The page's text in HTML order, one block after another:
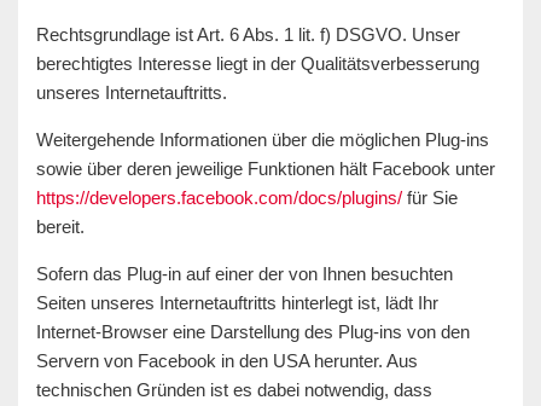
Rechtsgrundlage ist Art. 6 Abs. 1 lit. f) DSGVO. Unser
berechtigtes Interesse liegt in der Qualitätsverbesserung
unseres Internetauftritts.
Weitergehende Informationen über die möglichen Plug-ins
sowie über deren jeweilige Funktionen hält Facebook unter
https://developers.facebook.com/docs/plugins/ für Sie
bereit.
Sofern das Plug-in auf einer der von Ihnen besuchten
Seiten unseres Internetauftritts hinterlegt ist, lädt Ihr
Internet-Browser eine Darstellung des Plug-ins von den
Servern von Facebook in den USA herunter. Aus
technischen Gründen ist es dabei notwendig, dass